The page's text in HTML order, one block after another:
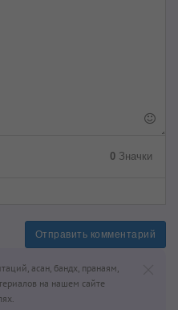
0 Значки
Отправить комментарий
асан, бандх, пранаям,
на нашем сайте